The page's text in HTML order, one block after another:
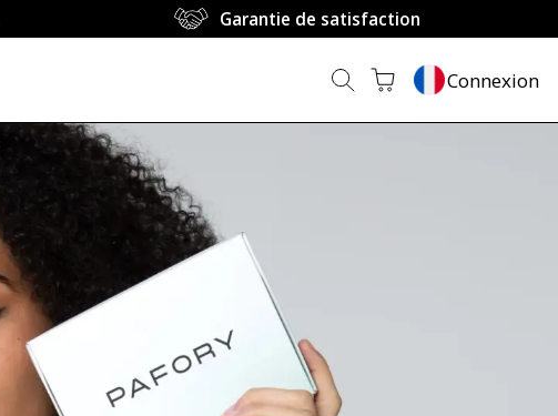
Garantie de satisfaction
Connexion